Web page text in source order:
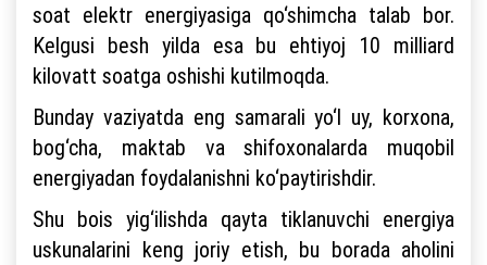
soat elektr energiyasiga qo‘shimcha talab bor.
Kelgusi besh yilda esa bu ehtiyoj 10 milliard
kilovatt soatga oshishi kutilmoqda.
Bunday vaziyatda eng samarali yo‘l uy, korxona,
bog‘cha, maktab va shifoxonalarda muqobil
energiyadan foydalanishni ko‘paytirishdir.
Shu bois yig‘ilishda qayta tiklanuvchi energiya
uskunalarini keng joriy etish, bu borada aholini